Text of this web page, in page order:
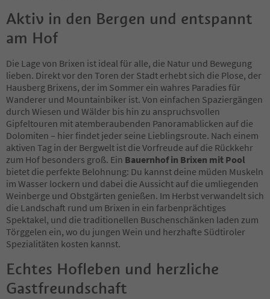
Aktiv in den Bergen und entspannt
am Hof
Die Lage von Brixen ist ideal für alle, die Natur und Bewegung
lieben. Direkt vor den Toren der Stadt erhebt sich die Plose, der
Hausberg Brixens, der im Sommer ein wahres Paradies für
Wanderer und Mountainbiker ist. Von einfachen Spaziergängen
durch Wiesen und Wälder bis hin zu anspruchsvollen
Gipfeltouren mit atemberaubenden Panoramablicken auf die
Dolomiten – hier findet jeder seine Lieblingsroute. Nach einem
aktiven Tag in der Bergwelt ist die Vorfreude auf die Rückkehr
zum Hof besonders groß. Ein Bauernhof in Brixen mit Pool
bietet die perfekte Belohnung: Du kannst deine müden Muskeln
im Wasser lockern und dabei die Aussicht auf die umliegenden
Weinberge und Obstgärten genießen. Im Herbst verwandelt sich
die Landschaft rund um Brixen in ein farbenprächtiges
Spektakel, und die traditionellen Buschenschänken laden zum
Törggelen ein, wo du jungen Wein und herzhafte Südtiroler
Spezialitäten kosten kannst.
Echtes Hofleben und herzliche
Gastfreundschaft